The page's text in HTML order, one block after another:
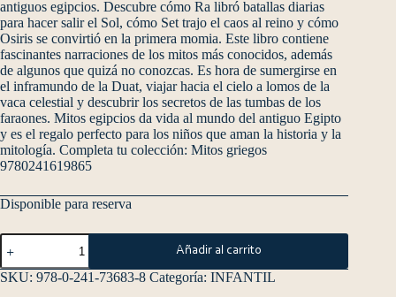
antiguos egipcios. Descubre cómo Ra libró batallas diarias
para hacer salir el Sol, cómo Set trajo el caos al reino y cómo
Osiris se convirtió en la primera momia. Este libro contiene
fascinantes narraciones de los mitos más conocidos, además
de algunos que quizá no conozcas. Es hora de sumergirse en
el inframundo de la Duat, viajar hacia el cielo a lomos de la
vaca celestial y descubrir los secretos de las tumbas de los
faraones. Mitos egipcios da vida al mundo del antiguo Egipto
y es el regalo perfecto para los niños que aman la historia y la
mitología. Completa tu colección: Mitos griegos
9780241619865
Disponible para reserva
Añadir al carrito
SKU: 978-0-241-73683-8 Categoría: INFANTIL